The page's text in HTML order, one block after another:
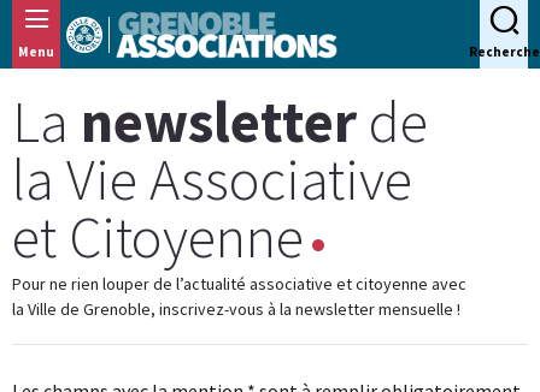
Panneau de gestion des cookies
Menu Recherche
La newsletter de
la Vie Associative
et Citoyenne
Pour ne rien louper de l’actualité associative et citoyenne avec
la Ville de Grenoble, inscrivez-vous à la newsletter mensuelle !